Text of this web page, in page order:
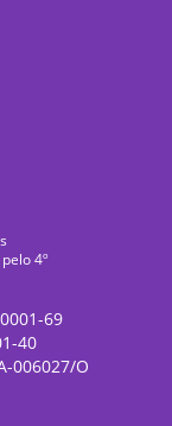
4º
69
40
006027/O